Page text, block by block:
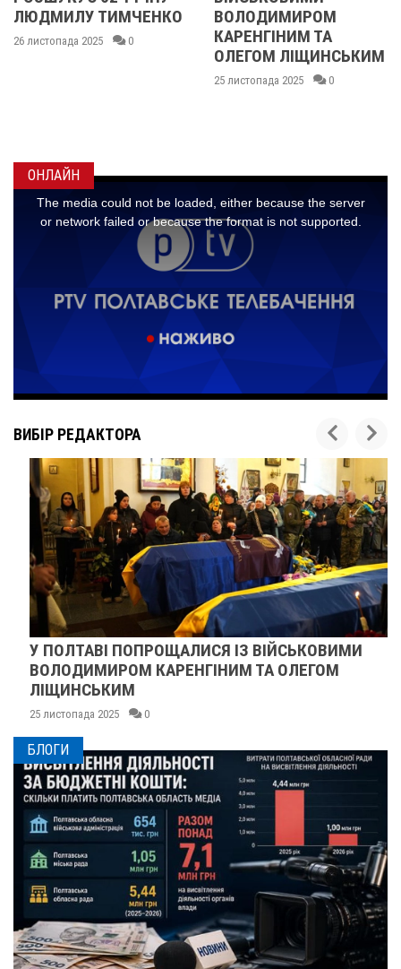
0
ВОЛОДИМИРОМ
КАРЕНГІНИМ ТА
ОЛЕГОМ ЛІЩИНСЬКИМ
0
ДМИТРОМ
ОНЛАЙН
ВИБІР РЕДАКТОРА
У ПОЛТАВІ ПОПРОЩАЛИСЯ ІЗ ВІЙСЬКОВИМИ
ВОЛОДИМИРОМ КАРЕНГІНИМ ТА ОЛЕГОМ
ЛІЩИНСЬКИМ
25 листопада 2025 0
БЛОГИ